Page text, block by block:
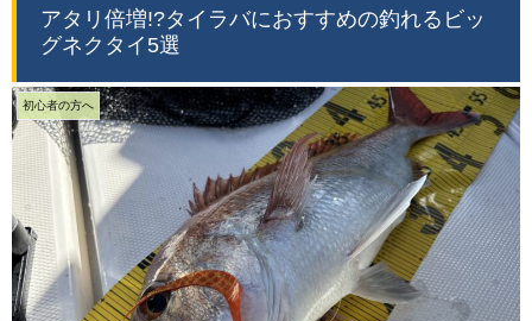
アタリ倍増!?タイラバにおすすめの釣れるビッ
グネクタイ5選
初心者の方へ